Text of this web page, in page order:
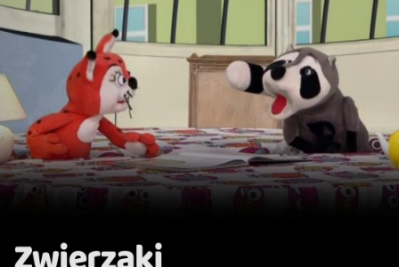
Zwierzaki Czytaki